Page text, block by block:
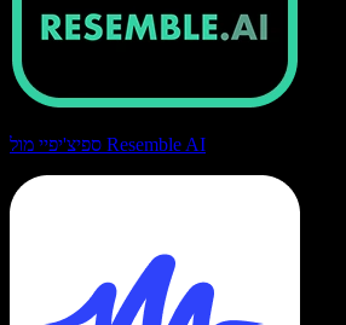
ספיצ'יפיי מול Resemble AI